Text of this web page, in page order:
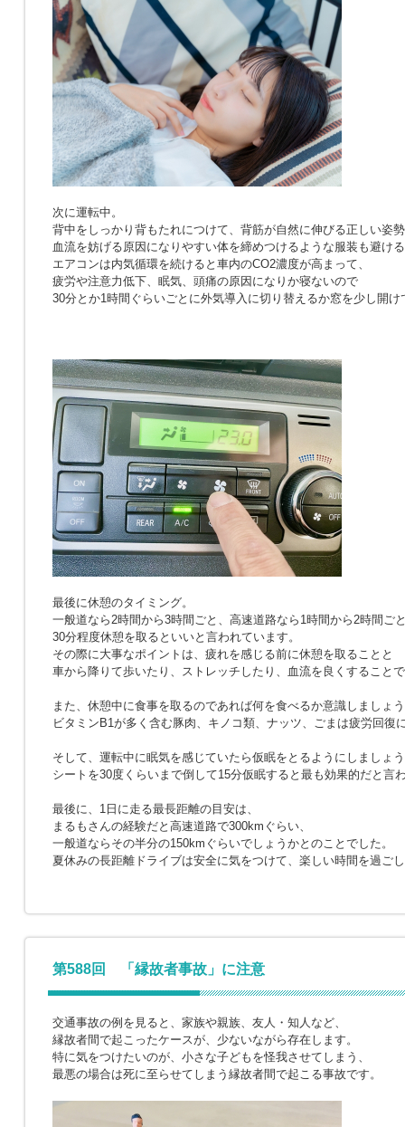
次に運転中。
背中をしっかり背もたれにつけて、背筋が自然に伸びる正しい姿
血流を妨げる原因になりやすい体を締めつけるような服装も避け
エアコンは内気循環を続けると車内のCO2濃度が高まって、
疲労や注意力低下、眠気、頭痛の原因になりか寝ないので
30分とか1時間ぐらいごとに外気導入に切り替えるか窓を少し開け
最後に休憩のタイミング。
一般道なら2時間から3時間ごと、高速道路なら1時間から2時間ご
30分程度休憩を取るといいと言われています。
その際に大事なポイントは、疲れを感じる前に休憩を取ることと
車から降りて歩いたり、ストレッチしたり、血流を良くすること
また、休憩中に食事を取るのであれば何を食べるか意識しましょ
ビタミンB1が多く含む豚肉、キノコ類、ナッツ、ごまは疲労回復
そして、運転中に眠気を感じていたら仮眠をとるようにしましょ
シートを30度くらいまで倒して15分仮眠すると最も効果的だと言
最後に、1日に走る最長距離の目安は、
まるもさんの経験だと高速道路で300kmぐらい、
一般道ならその半分の150kmぐらいでしょうかとのことでした。
夏休みの長距離ドライブは安全に気をつけて、楽しい時間を過ご
第588回 「縁故者事故」に注意
交通事故の例を見ると、家族や親族、友人・知人など、
縁故者間で起こったケースが、少ないながら存在します。
特に気をつけたいのが、小さな子どもを怪我させてしまう、
最悪の場合は死に至らせてしまう縁故者間で起こる事故です。